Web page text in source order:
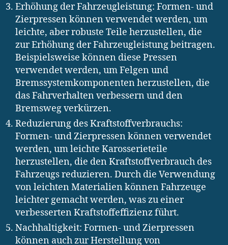
Erhöhung der Fahrzeugleistung: Formen- und
Zierpressen können verwendet werden, um
leichte, aber robuste Teile herzustellen, die
zur Erhöhung der Fahrzeugleistung beitragen.
Beispielsweise können diese Pressen
verwendet werden, um Felgen und
Bremssystemkomponenten herzustellen, die
das Fahrverhalten verbessern und den
Bremsweg verkürzen.
Reduzierung des Kraftstoffverbrauchs:
Formen- und Zierpressen können verwendet
werden, um leichte Karosserieteile
herzustellen, die den Kraftstoffverbrauch des
Fahrzeugs reduzieren. Durch die Verwendung
von leichten Materialien können Fahrzeuge
leichter gemacht werden, was zu einer
verbesserten Kraftstoffeffizienz führt.
Nachhaltigkeit: Formen- und Zierpressen
können auch zur Herstellung von